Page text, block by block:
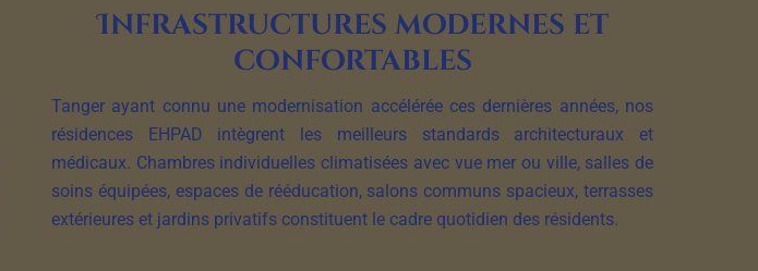
Infrastructures modernes et
confortables
Tanger ayant connu une modernisation accélérée ces dernières années, nos
résidences EHPAD intègrent les meilleurs standards architecturaux et
médicaux. Chambres individuelles climatisées avec vue mer ou ville, salles de
soins équipées, espaces de rééducation, salons communs spacieux, terrasses
extérieures et jardins privatifs constituent le cadre quotidien des résidents.